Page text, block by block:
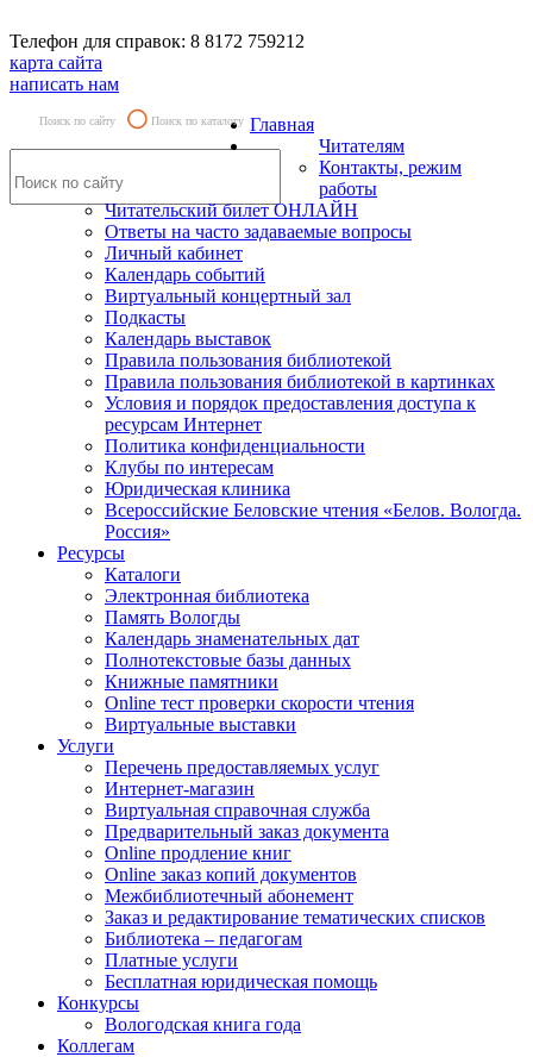
Телефон для справок: 8 8172 759212
карта сайта
написать нам
Поиск по сайту Поиск по каталогу Главная
Читателям
Контакты, режим
работы
Читательский билет ОНЛАЙН
Ответы на часто задаваемые вопросы
Личный кабинет
Календарь событий
Виртуальный концертный зал
Подкасты
Календарь выставок
Правила пользования библиотекой
Правила пользования библиотекой в картинках
Условия и порядок предоставления доступа к
ресурсам Интернет
Политика конфиденциальности
Клубы по интересам
Юридическая клиника
Всероссийские Беловские чтения «Белов. Вологда.
Россия»
Ресурсы
Каталоги
Электронная библиотека
Память Вологды
Календарь знаменательных дат
Полнотекстовые базы данных
Книжные памятники
Online тест проверки скорости чтения
Виртуальные выставки
Услуги
Перечень предоставляемых услуг
Интернет-магазин
Виртуальная справочная служба
Предварительный заказ документа
Online продление книг
Online заказ копий документов
Межбиблиотечный абонемент
Заказ и редактирование тематических списков
Библиотека – педагогам
Платные услуги
Бесплатная юридическая помощь
Конкурсы
Вологодская книга года
Коллегам